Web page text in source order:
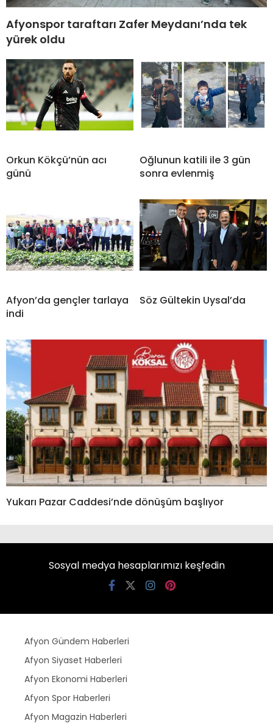
Afyonspor taraftarı Zafer Meydanı’nda tek
yürek oldu
Orkun Kökçü’nün acı
günü
Oğlunun katili ile 3 gün
sonra evlenmiş
Afyon’da gençler tarlaya
indi
Söz Gültekin Uysal’da
Yukarı Pazar Caddesi’nde dönüşüm başlıyor
Sosyal medya hesaplarımızı keşfedin
Afyon Gündem Haberleri
Afyon Siyaset Haberleri
Afyon Ekonomi Haberleri
Afyon Spor Haberleri
Afyon Magazin Haberleri